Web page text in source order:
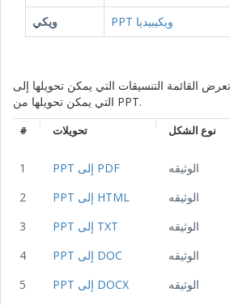
ويكي
PPT ويكيبيديا
تعرض القائمة التنسيقات التي يمكن تحويلها إلى PPT وما هي التنسيقات
التي يمكن تحويلها من PPT.
# تحويلات نوع الشكل
1 PPT إلى PDF الوثيقه
2 PPT إلى HTML الوثيقه
3 PPT إلى TXT الوثيقه
4 PPT إلى DOC الوثيقه
5 PPT إلى DOCX الوثيقه